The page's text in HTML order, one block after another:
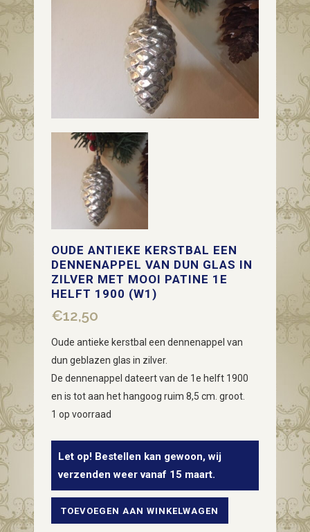
OUDE ANTIEKE KERSTBAL EEN
DENNENAPPEL VAN DUN GLAS IN
ZILVER MET MOOI PATINE 1E
HELFT 1900 (W1)
€12,50
Oude antieke kerstbal een dennenappel van
dun geblazen glas in zilver.
De dennenappel dateert van de 1e helft 1900
en is tot aan het hangoog ruim 8,5 cm. groot.
1 op voorraad
Let op! Bestellen kan gewoon, wij
verzenden weer vanaf 15 maart.
Oude
TOEVOEGEN AAN WINKELWAGEN